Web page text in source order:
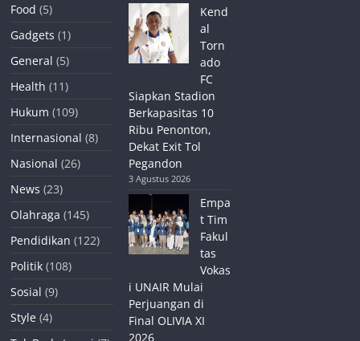
Food (5)
Gadgets (1)
General (5)
Health (11)
Hukum (109)
Internasional (8)
Nasional (26)
News (23)
Olahraga (145)
Pendidikan (122)
Politik (108)
Sosial (9)
Style (4)
Kend
al
Torn
ado
FC
Siapkan Stadion
Berkapasitas 10
Ribu Penonton,
Dekat Exit Tol
Pegandon
3 Agustus 2026
Empa
t Tim
Fakul
tas
Vokas
i UNAIR Mulai
Perjuangan di
Final OLIVIA XI
2026